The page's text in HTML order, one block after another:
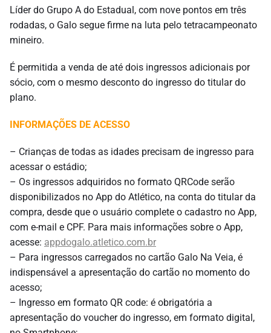
Líder do Grupo A do Estadual, com nove pontos em três
rodadas, o Galo segue firme na luta pelo tetracampeonato
mineiro.
É permitida a venda de até dois ingressos adicionais por
sócio, com o mesmo desconto do ingresso do titular do
plano.
INFORMAÇÕES DE ACESSO
– Crianças de todas as idades precisam de ingresso para
acessar o estádio;
– Os ingressos adquiridos no formato QRCode serão
disponibilizados no App do Atlético, na conta do titular da
compra, desde que o usuário complete o cadastro no App,
com e-mail e CPF. Para mais informações sobre o App,
acesse: appdogalo.atletico.com.br
– Para ingressos carregados no cartão Galo Na Veia, é
indispensável a apresentação do cartão no momento do
acesso;
– Ingresso em formato QR code: é obrigatória a
apresentação do voucher do ingresso, em formato digital,